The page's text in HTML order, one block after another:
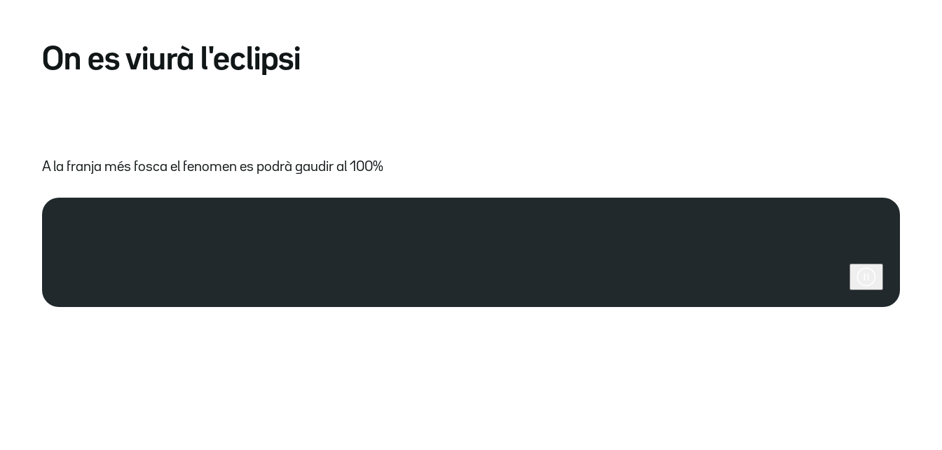
On es viurà l'eclipsi
A la franja més fosca el fenomen es podrà gaudir al 100%